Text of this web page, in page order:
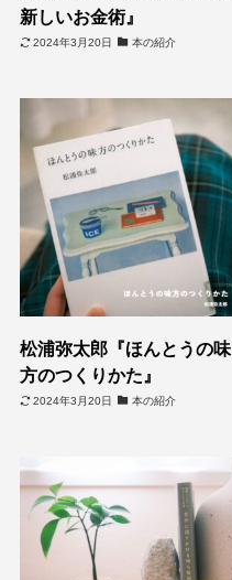
新しいお金術』
2024年3月20日 本の紹介
松浦弥太郎『ほんとうの味
方のつくりかた』
2024年3月20日 本の紹介